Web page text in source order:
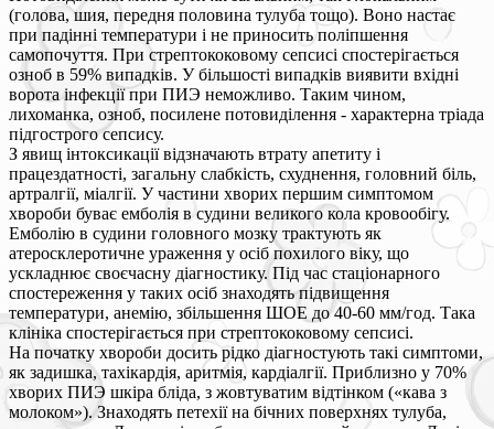
(голова, шия, передня половина тулуба тощо). Воно настає
при падінні температури і не приносить поліпшення
самопочуття. При стрептококовому сепсисі спостерігається
озноб в 59% випадків. У більшості випадків виявити вхідні
ворота інфекції при ПИЭ неможливо. Таким чином,
лихоманка, озноб, посилене потовиділення - характерна тріада
підгострого сепсису.
З явищ інтоксикації відзначають втрату апетиту і
працездатності, загальну слабкість, схуднення, головний біль,
артралгії, міалгії. У частини хворих першим симптомом
хвороби буває емболія в судини великого кола кровообігу.
Емболію в судини головного мозку трактують як
атеросклеротичне ураження у осіб похилого віку, що
ускладнює своєчасну діагностику. Під час стаціонарного
спостереження у таких осіб знаходять підвищення
температури, анемію, збільшення ШОЕ до 40-60 мм/год. Така
клініка спостерігається при стрептококовому сепсисі.
На початку хвороби досить рідко діагностують такі симптоми,
як задишка, тахікардія, аритмія, кардіалгії. Приблизно у 70%
хворих ПИЭ шкіра бліда, з жовтуватим відтінком («кава з
молоком»). Знаходять петехії на бічних поверхнях тулуба,